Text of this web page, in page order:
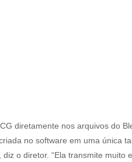
diretamente nos arquivos do
no software em uma única
o diretor. “Ela transmite